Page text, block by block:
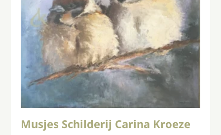
Musjes Schilderij Carina Kroeze